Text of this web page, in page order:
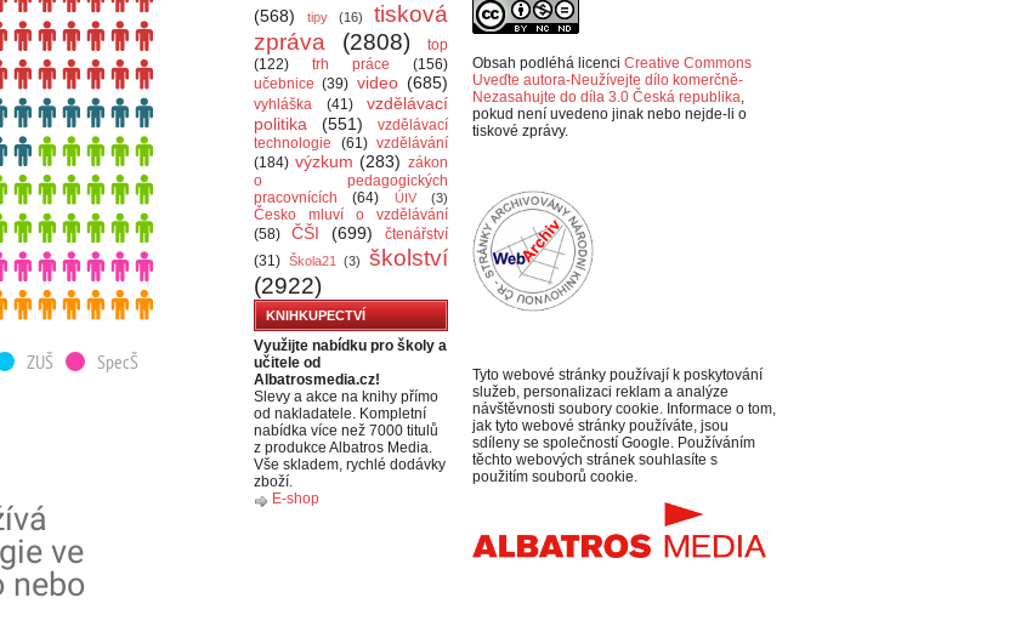
(568)
tipy (16)
tisková
zpráva
(2808)
top
(122)
trh práce
(156)
učebnice (39) video (685)
vyhláška (41)
vzdělávací
politika
(551)
vzdělávací
technologie
(61) vzdělávání
(184) výzkum (283) zákon
o pedagogických
pracovnících
(64) ÚIV (3)
Česko mluví o vzdělávání
(58)
ČŠI (699)
čtenářství
(31) Škola21 (3)
školství
(2922)
KNIHKUPECTVÍ
Využijte nabídku pro školy a
učitele od
Albatrosmedia.cz!
Slevy a akce na knihy přímo
od nakladatele. Kompletní
nabídka více než 7000 titulů
z produkce Albatros Media.
Vše skladem, rychlé dodávky
zboží.
E-shop
Obsah podléhá licenci Creative Commons
Uveďte autora-Neužívejte dílo komerčně-
Nezasahujte do díla 3.0 Česká republika
pokud není uvedeno jinak nebo nejde-li o
tiskové zprávy.
Tyto webové stránky používají k poskytování
služeb, personalizaci reklam a analýze
návštěvnosti soubory cookie. Informace o tom,
jak tyto webové stránky používáte, jsou
sdíleny se společností Google. Používáním
těchto webových stránek souhlasíte s
použitím souborů cookie.